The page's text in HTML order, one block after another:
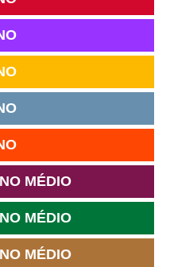
MÉDIO
MÉDIO
MÉDIO